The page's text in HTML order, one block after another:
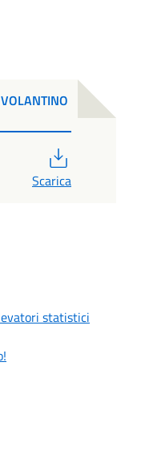
Scarica
statistici